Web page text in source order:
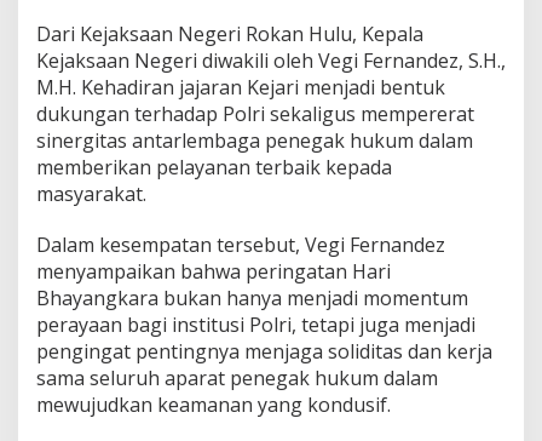
Dari Kejaksaan Negeri Rokan Hulu, Kepala
Kejaksaan Negeri diwakili oleh Vegi Fernandez, S.H.,
M.H. Kehadiran jajaran Kejari menjadi bentuk
dukungan terhadap Polri sekaligus mempererat
sinergitas antarlembaga penegak hukum dalam
memberikan pelayanan terbaik kepada
masyarakat.
Dalam kesempatan tersebut, Vegi Fernandez
menyampaikan bahwa peringatan Hari
Bhayangkara bukan hanya menjadi momentum
perayaan bagi institusi Polri, tetapi juga menjadi
pengingat pentingnya menjaga soliditas dan kerja
sama seluruh aparat penegak hukum dalam
mewujudkan keamanan yang kondusif.